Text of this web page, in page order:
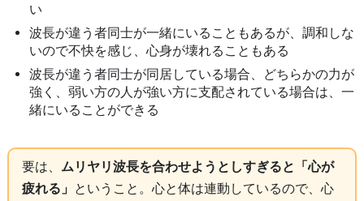
い
波長が違う者同士が一緒にいることもあるが、調和しな
いので不快を感じ、心身が壊れることもある
波長が違う者同士が同居している場合、どちらかの力が
強く、弱い方の人が強い方に支配されている場合は、一
緒にいることができる
要は、 ムリヤリ波長を合わせようとしすぎると「心が
疲れる」 ということ。心と体は連動しているので、心